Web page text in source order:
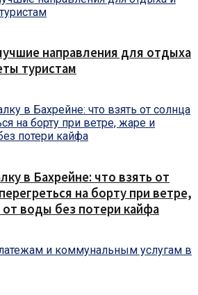
направления для отдыха
туристам
в Бахрейне: что взять от
на борту при ветре,
воды без потери кайфа